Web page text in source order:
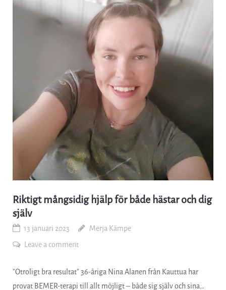
Riktigt mångsidig hjälp för både hästar och dig
själv
13 januari 2023
Merja Kämpe
Leave a comment
”Otroligt bra resultat” 36-åriga Nina Alanen från Kauttua har
provat BEMER-terapi till allt möjligt – både sig själv och sina…